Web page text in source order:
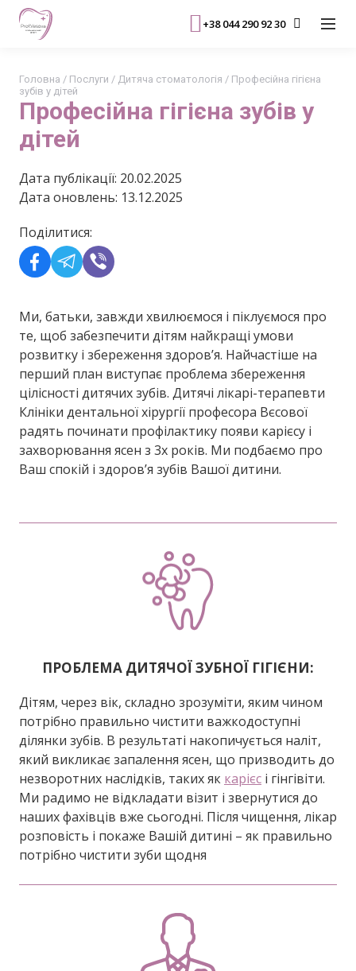
+38 044 290 92 30
Професійна гігієна зубів у
дітей
Головна / Послуги / Дитяча стоматологія / Професійна гігієна
зубів у дітей
Дата публікації: 20.02.2025
Дата оновлень: 13.12.2025
Поділитися:
Ми, батьки, завжди хвилюємося і піклуємося про
те, щоб забезпечити дітям найкращі умови
розвитку і збереження здоров’я. Найчастіше на
перший план виступає проблема збереження
цілісності дитячих зубів. Дитячі лікарі-терапевти
Клініки дентальної хірургії професора Вєсової
радять починати профілактику появи карієсу і
захворювання ясен з 3х років. Ми подбаємо про
Ваш спокій і здоров’я зубів Вашої дитини.
ПРОБЛЕМА ДИТЯЧОЇ ЗУБНОЇ ГІГІЄНИ:
Дітям, через вік, складно зрозуміти, яким чином
потрібно правильно чистити важкодоступні
ділянки зубів. В результаті накопичується наліт,
який викликає запалення ясен, що призводить до
незворотних наслідків, таких як карієсі гінгівіти.
Ми радимо не відкладати візит і звернутися до
наших фахівців вже сьогодні. Після чищення, лікар
розповість і покаже Вашій дитині – як правильно
потрібно чистити зуби щодня